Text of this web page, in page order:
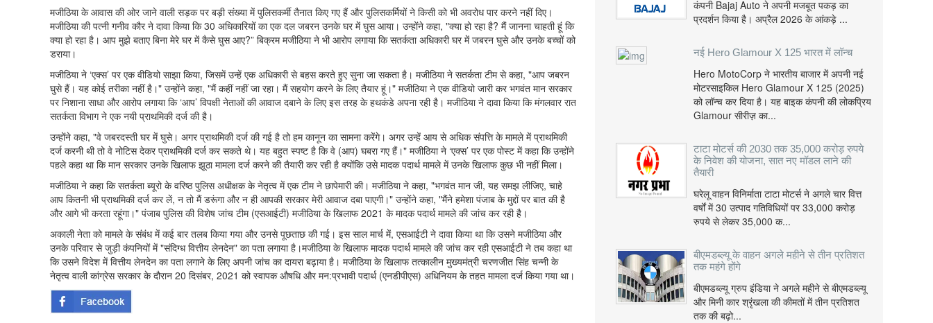
मजीठिया के आवास की ओर जाने वाली सड़क पर बड़ी संख्या में पुलिसकर्मी तैनात किए गए हैं और पुलिसकर्मियों ने किसी को भी अवरोध पार करने नहीं दिए।
मजीठिया की पत्नी गनीव कौर ने दावा किया कि 30 अधिकारियों का एक दल जबरन उनके घर में घुस आया। उन्होंने कहा, "क्या हो रहा है? मैं जानना चाहती हूं कि
क्या हो रहा है। आप मुझे बताए बिना मेरे घर में कैसे घुस आए?” बिक्रम मजीठिया ने भी आरोप लगाया कि सतर्कता अधिकारी घर में जबरन घुसे और उनके बच्चों को
डराया।
मजीठिया ने ‘एक्स’ पर एक वीडियो साझा किया, जिसमें उन्हें एक अधिकारी से बहस करते हुए सुना जा सकता है। मजीठिया ने सतर्कता टीम से कहा, "आप जबरन
घुसे हैं। यह कोई तरीका नहीं है।" उन्होंने कहा, "मैं कहीं नहीं जा रहा। मैं सहयोग करने के लिए तैयार हूं।" मजीठिया ने एक वीडियो जारी कर भगवंत मान सरकार
पर निशाना साधा और आरोप लगाया कि ‘आप’ विपक्षी नेताओं की आवाज दबाने के लिए इस तरह के हथकंडे अपना रही है। मजीठिया ने दावा किया कि मंगलवार रात
सतर्कता विभाग ने एक नयी प्राथमिकी दर्ज की है।
उन्होंने कहा, "वे जबरदस्ती घर में घुसे। अगर प्राथमिकी दर्ज की गई है तो हम कानून का सामना करेंगे। अगर उन्हें आय से अधिक संपत्ति के मामले में प्राथमिकी
दर्ज करनी थी तो वे नोटिस देकर प्राथमिकी दर्ज कर सकते थे। यह बहुत स्पष्ट है कि वे (आप) घबरा गए हैं।" मजीठिया ने ‘एक्स’ पर एक पोस्ट में कहा कि उन्होंने
पहले कहा था कि मान सरकार उनके खिलाफ झूठा मामला दर्ज करने की तैयारी कर रही है क्योंकि उसे मादक पदार्थ मामले में उनके खिलाफ कुछ भी नहीं मिला।
मजीठिया ने कहा कि सतर्कता ब्यूरो के वरिष्ठ पुलिस अधीक्षक के नेतृत्व में एक टीम ने छापेमारी की। मजीठिया ने कहा, "भगवंत मान जी, यह समझ लीजिए, चाहे
आप कितनी भी प्राथमिकी दर्ज कर लें, न तो मैं डरूंगा और न ही आपकी सरकार मेरी आवाज दबा पाएगी।" उन्होंने कहा, "मैंने हमेशा पंजाब के मुद्दों पर बात की है
और आगे भी करता रहूंगा।" पंजाब पुलिस की विशेष जांच टीम (एसआईटी) मजीठिया के खिलाफ 2021 के मादक पदार्थ मामले की जांच कर रही है।
अकाली नेता को मामले के संबंध में कई बार तलब किया गया और उनसे पूछताछ की गई। इस साल मार्च में, एसआईटी ने दावा किया था कि उसने मजीठिया और
उनके परिवार से जुड़ी कंपनियों में "संदिग्ध वित्तीय लेनदेन" का पता लगाया है।मजीठिया के खिलाफ मादक पदार्थ मामले की जांच कर रही एसआईटी ने तब कहा था
कि उसने विदेश में वित्तीय लेनदेन का पता लगाने के लिए अपनी जांच का दायरा बढ़ाया है। मजीठिया के खिलाफ तत्कालीन मुख्यमंत्री चरणजीत सिंह चन्नी के
नेतृत्व वाली कांग्रेस सरकार के दौरान 20 दिसंबर, 2021 को स्वापक औषधि और मन:प्रभावी पदार्थ (एनडीपीएस) अधिनियम के तहत मामला दर्ज किया गया था।
कंपनी Bajaj Auto ने अपनी मजबूत पकड़ का
प्रदर्शन किया है। अप्रैल 2026 के आंकड़े ...
नई Hero Glamour X 125 भारत में लॉन्च
Hero MotoCorp ने भारतीय बाजार में अपनी नई
मोटरसाइकिल Hero Glamour X 125 (2025)
को लॉन्च कर दिया है। यह बाइक कंपनी की लोकप्रिय
Glamour सीरीज़ का...
टाटा मोटर्स की 2030 तक 35,000 करोड़ रुपये
के निवेश की योजना, सात नए मॉडल लाने की
तैयारी
घरेलू वाहन विनिर्माता टाटा मोटर्स ने अगले चार वित्त
वर्षों में 30 उत्पाद गतिविधियों पर 33,000 करोड़
रुपये से लेकर 35,000 क...
बीएमडब्ल्यू के वाहन अगले महीने से तीन प्रतिशत
तक महंगे होंगे
बीएमडब्ल्यू ग्रुप इंडिया ने अगले महीने से बीएमडब्ल्यू
और मिनी कार श्रृंखला की कीमतों में तीन प्रतिशत
तक की बढ़ो...